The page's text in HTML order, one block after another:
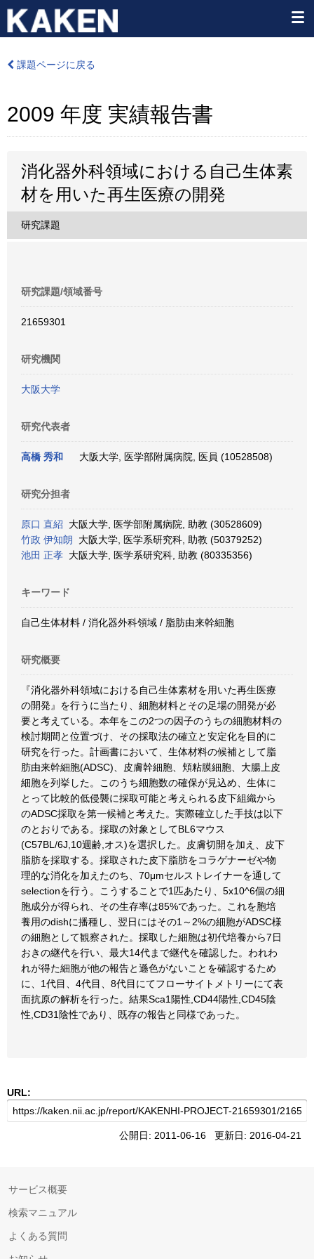
課題ページに戻る
2009 年度 実績報告書
消化器外科領域における自己生体素
材を用いた再生医療の開発
研究課題
研究課題/領域番号
21659301
研究機関
大阪大学
研究代表者
高橋 秀和 大阪大学, 医学部附属病院, 医員 (10528508)
研究分担者
原口 直紹 大阪大学, 医学部附属病院, 助教 (30528609)
竹政 伊知朗 大阪大学, 医学系研究科, 助教 (50379252)
池田 正孝 大阪大学, 医学系研究科, 助教 (80335356)
キーワード
自己生体材料 / 消化器外科領域 / 脂肪由来幹細胞
研究概要
『消化器外科領域における自己生体素材を用いた再生医療
の開発』を行うに当たり、細胞材料とその足場の開発が必
要と考えている。本年をこの2つの因子のうちの細胞材料の
検討期間と位置づけ、その採取法の確立と安定化を目的に
研究を行った。計画書において、生体材料の候補として脂
肪由来幹細胞(ADSC)、皮膚幹細胞、頬粘膜細胞、大腸上皮
細胞を列挙した。このうち細胞数の確保が見込め、生体に
とって比較的低侵襲に採取可能と考えられる皮下組織から
のADSC採取を第一候補と考えた。実際確立した手技は以下
のとおりである。採取の対象としてBL6マウス
(C57BL/6J,10週齢,オス)を選択した。皮膚切開を加え、皮下
脂肪を採取する。採取された皮下脂肪をコラゲナーゼや物
理的な消化を加えたのち、70μmセルストレイナーを通して
selectionを行う。こうすることで1匹あたり、5x10^6個の細
胞成分が得られ、その生存率は85%であった。これを胞培
養用のdishに播種し、翌日にはその1～2%の細胞がADSC様
の細胞として観察された。採取した細胞は初代培養から7日
おきの継代を行い、最大14代まで継代を確認した。われわ
れが得た細胞が他の報告と遜色がないことを確認するため
に、1代目、4代目、8代目にてフローサイトメトリーにて表
面抗原の解析を行った。結果Sca1陽性,CD44陽性,CD45陰
性,CD31陰性であり、既存の報告と同様であった。
URL:
公開日: 2011-06-16 更新日: 2016-04-21
サービス概要
検索マニュアル
よくある質問